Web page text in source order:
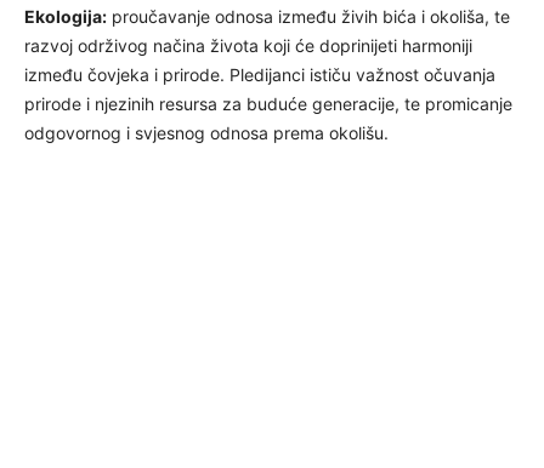
Ekologija: proučavanje odnosa između živih bića i okoliša, te
razvoj održivog načina života koji će doprinijeti harmoniji
između čovjeka i prirode. Pledijanci ističu važnost očuvanja
prirode i njezinih resursa za buduće generacije, te promicanje
odgovornog i svjesnog odnosa prema okolišu.